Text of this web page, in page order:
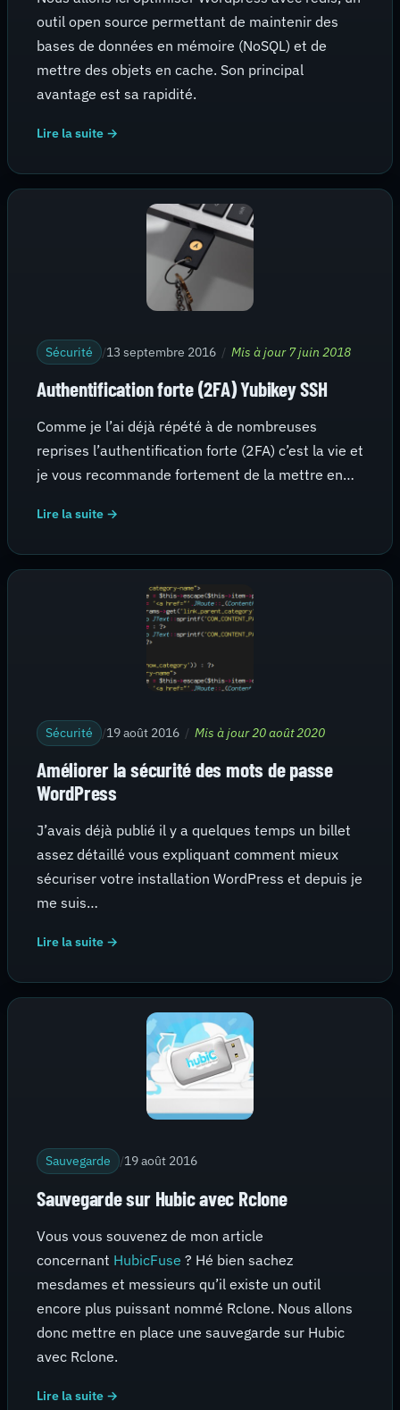
outil open source permettant de maintenir des
bases de données en mémoire (NoSQL) et de
mettre des objets en cache. Son principal
avantage est sa rapidité.
Lire la suite →
Sécurité /13 septembre 2016 / Mis à jour 7 juin 2018
Authentification forte (2FA) Yubikey SSH
Comme je l’ai déjà répété à de nombreuses
reprises l’authentification forte (2FA) c’est la vie et
je vous recommande fortement de la mettre en…
Lire la suite →
Sécurité /19 août 2016 / Mis à jour 20 août 2020
Améliorer la sécurité des mots de passe
WordPress
J’avais déjà publié il y a quelques temps un billet
assez détaillé vous expliquant comment mieux
sécuriser votre installation WordPress et depuis je
me suis…
Lire la suite →
Sauvegarde /19 août 2016
Sauvegarde sur Hubic avec Rclone
Vous vous souvenez de mon article
concernant HubicFuse ? Hé bien sachez
mesdames et messieurs qu’il existe un outil
encore plus puissant nommé Rclone. Nous allons
donc mettre en place une sauvegarde sur Hubic
avec Rclone.
Lire la suite →